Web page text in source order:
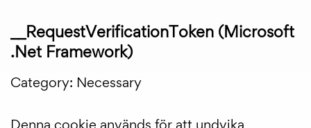
__RequestVerificationToken (Microsoft
.Net Framework)
Category: Necessary